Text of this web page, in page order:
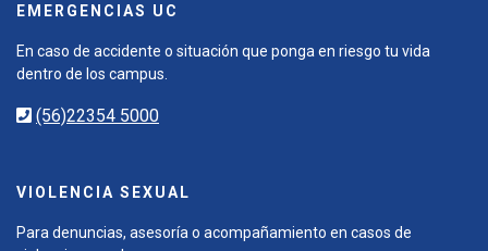
EMERGENCIAS UC
En caso de accidente o situación que ponga en riesgo tu vida
dentro de los campus.
(56)22354 5000
VIOLENCIA SEXUAL
Para denuncias, asesoría o acompañamiento en casos de